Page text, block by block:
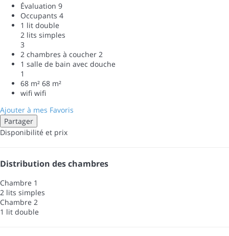
Évaluation 9
Occupants 4
1 lit double
2 lits simples
3
2 chambres à coucher 2
1 salle de bain avec douche
1
68 m² 68 m²
wifi wifi
Ajouter à mes Favoris
Partager
Disponibilité et prix
Distribution des chambres
Chambre 1
2 lits simples
Chambre 2
1 lit double